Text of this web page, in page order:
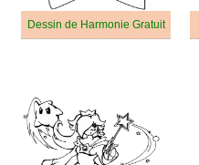
Dessin de Harmonie Gratuit